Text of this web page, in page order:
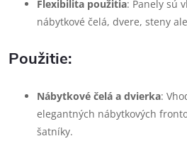
Flexibilita použitia: Panely sú
nábytkové čelá, dvere, steny
Použitie:
Nábytkové čelá a dvierka:
elegantných nábytkových
šatníky.